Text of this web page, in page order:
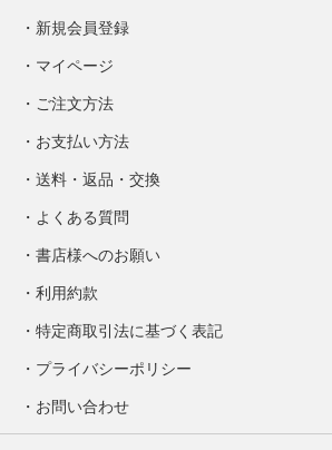
新規会員登録
マイページ
ご注文方法
お支払い方法
送料・返品・交換
よくある質問
書店様へのお願い
利用約款
特定商取引法に基づく表記
プライバシーポリシー
お問い合わせ